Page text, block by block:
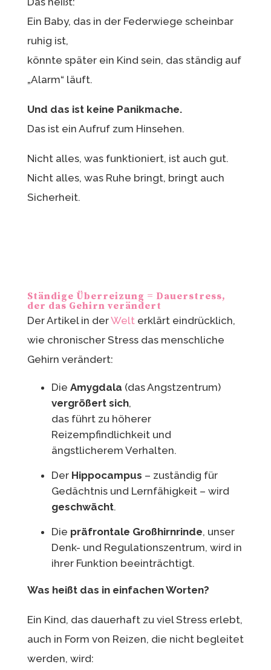
Ein Baby, das in der Federwiege scheinbar
ruhig ist,
könnte später ein Kind sein, das ständig auf
„Alarm“ läuft.
Und das ist keine Panikmache.
Das ist ein Aufruf zum Hinsehen.
Nicht alles, was funktioniert, ist auch gut.
Nicht alles, was Ruhe bringt, bringt auch
Sicherheit.
Ständige Überreizung = Dauerstress,
der das Gehirn verändert
Der Artikel in derWelterklärt eindrücklich,
wie chronischer Stress das menschliche
Gehirn verändert:
Die Amygdala (das Angstzentrum)
vergrößert sich,
das führt zu höherer
Reizempfindlichkeit und
ängstlicherem Verhalten.
Der Hippocampus – zuständig für
Gedächtnis und Lernfähigkeit – wird
geschwächt.
Die präfrontale Großhirnrinde, unser
Denk- und Regulationszentrum, wird in
ihrer Funktion beeinträchtigt.
Was heißt das in einfachen Worten?
Ein Kind, das dauerhaft zu viel Stress erlebt,
auch in Form von Reizen, die nicht begleitet
werden, wird: